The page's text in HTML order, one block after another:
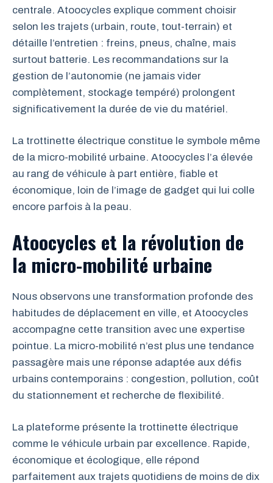
centrale. Atoocycles explique comment choisir
selon les trajets (urbain, route, tout-terrain) et
détaille l’entretien : freins, pneus, chaîne, mais
surtout batterie. Les recommandations sur la
gestion de l’autonomie (ne jamais vider
complètement, stockage tempéré) prolongent
significativement la durée de vie du matériel.
La trottinette électrique constitue le symbole même
de la micro-mobilité urbaine. Atoocycles l’a élevée
au rang de véhicule à part entière, fiable et
économique, loin de l’image de gadget qui lui colle
encore parfois à la peau.
Atoocycles et la révolution de
la micro-mobilité urbaine
Nous observons une transformation profonde des
habitudes de déplacement en ville, et Atoocycles
accompagne cette transition avec une expertise
pointue. La micro-mobilité n’est plus une tendance
passagère mais une réponse adaptée aux défis
urbains contemporains : congestion, pollution, coût
du stationnement et recherche de flexibilité.
La plateforme présente la trottinette électrique
comme le véhicule urbain par excellence. Rapide,
économique et écologique, elle répond
parfaitement aux trajets quotidiens de moins de dix